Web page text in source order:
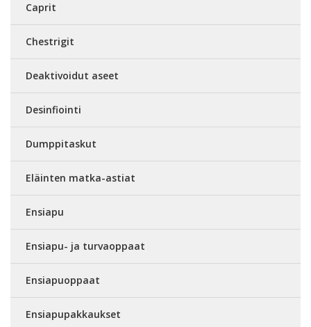
Caprit
Chestrigit
Deaktivoidut aseet
Desinfiointi
Dumppitaskut
Eläinten matka-astiat
Ensiapu
Ensiapu- ja turvaoppaat
Ensiapuoppaat
Ensiapupakkaukset